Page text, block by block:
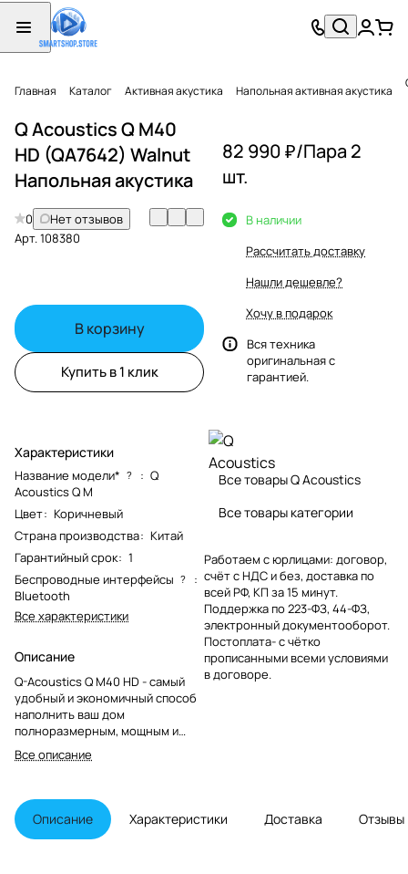
Главная Каталог Активная акустика Напольная активная акустика
Q Acoustics Q M40
HD (QA7642) Walnut
Напольная акустика
0
Нет отзывов
Арт.108380
В корзину
Купить в 1 клик
Характеристики
Название модели* ? : Q
Acoustics Q M
Цвет: Коричневый
Страна производства: Китай
Гарантийный срок: 1
Беспроводные интерфейсы ?
:
Bluetooth
Все характеристики
Описание
Q-Acoustics Q M40 HD - самый
удобный и экономичный способ
наполнить ваш дом
полноразмерным, мощным и
захватывающим звуком без
использования больших,
качественные микровышки
обладают гибкостью для
поддержки множества
Все описание
82 990 ₽/Пара 2
шт.
В наличии
Рассчитать доставку
Нашли дешевле?
Хочу в подарок
Вся техника
оригинальная с
гарантией.
Все товары Q Acoustics
Все товары категории
Работаем с юрлицами: договор,
счёт с НДС и без, доставка по
всей РФ, КП за 15 минут.
Поддержка по 223-ФЗ, 44-ФЗ,
электронный документооборот.
Постоплата- с чётко
прописанными всеми условиями
в договоре.
Описание Характеристики Доставка Отзывы